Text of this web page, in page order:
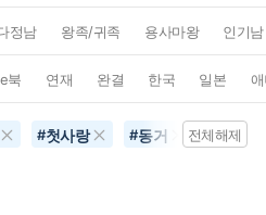
정남 왕족/귀족 용사마왕 인기남
e북 연재 완결 한국 일본
#첫사랑 #동거 #초능력
전체해제